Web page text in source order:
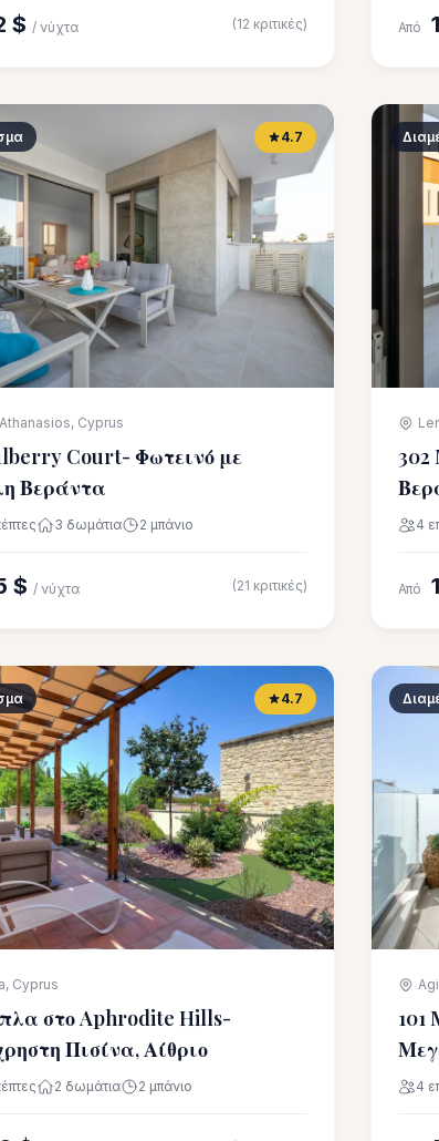
$ / νύχτα (12 κριτικές) Από
4.7
Cyprus
Court- Φωτεινό με
Βεράντα
3 δωμάτια 2 μπάνιο
$ / νύχτα (21 κριτικές)
4
Από
4.7
Cyprus
στο Aphrodite Hills-
Πισίνα, Αίθριο
2 δωμάτια 2 μπάνιο 4